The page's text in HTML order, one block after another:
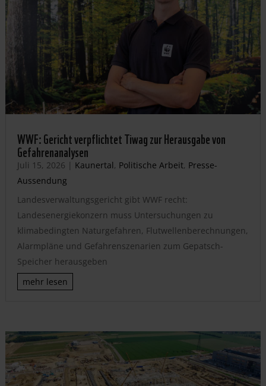
WWF: Gericht verpflichtet Tiwag zur Herausgabe von
Gefahrenanalysen
Juli 15, 2026 | Kaunertal, Politische Arbeit, Presse-
Aussendung
Landesverwaltungsgericht gibt WWF recht:
Landesenergiekonzern muss Untersuchungen zu
klimabedingten Naturgefahren, Flutwellenberechnungen,
Alarmpläne und Gefahrenszenarien zum Gepatsch-
Speicher herausgeben
mehr lesen